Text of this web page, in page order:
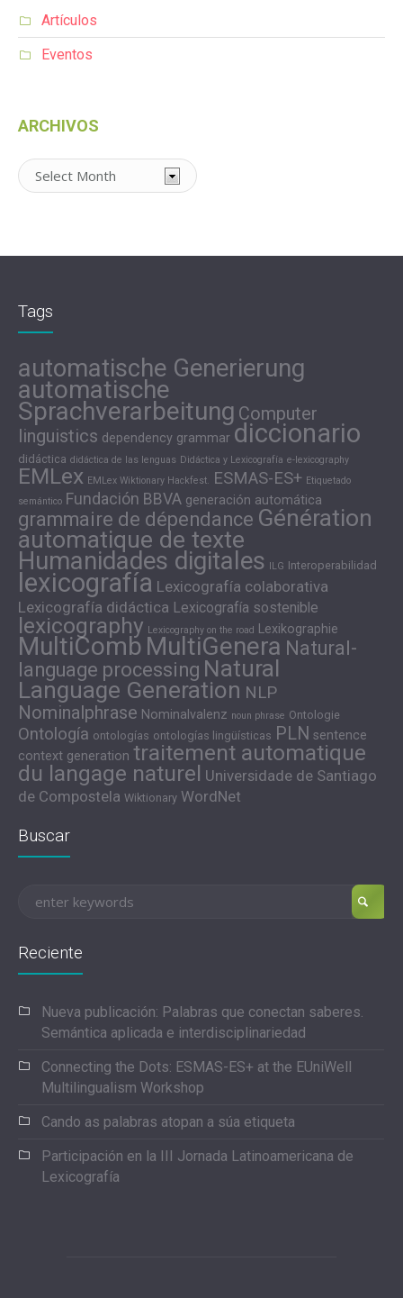
Artículos
Eventos
ARCHIVOS
Archivos
Tags
automatische Generierung
automatische
Sprachverarbeitung Computer
linguistics dependency grammar diccionario
didáctica didáctica de las lenguas Didáctica y Lexicografía e-lexicography
EMLex EMLex Wiktionary Hackfest. ESMAS-ES+ Etiquetado
semántico Fundación BBVA generación automática
grammaire de dépendance Génération
automatique de texte
Humanidades digitales ILG Interoperabilidad
lexicografía Lexicografía colaborativa
Lexicografía didáctica Lexicografía sostenible
lexicography Lexicography on the road Lexikographie
MultiComb MultiGenera Natural-
language processing Natural
Language Generation NLP
Nominalphrase Nominalvalenz noun phrase Ontologie
Ontología ontologías ontologías lingüísticas PLN sentence
context generation traitement automatique
du langage naturel Universidade de Santiago
de Compostela Wiktionary WordNet
Buscar
Reciente
Nueva publicación: Palabras que conectan saberes.
Semántica aplicada e interdisciplinariedad
Connecting the Dots: ESMAS-ES+ at the EUniWell
Multilingualism Workshop
Cando as palabras atopan a súa etiqueta
Participación en la III Jornada Latinoamericana de
Lexicografía